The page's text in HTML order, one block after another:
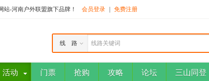
站-河南户外联盟旗下品牌！ 会员登录 免费注册
线路关键词
线 路
活动 门票 抢购 攻略 论坛 三山同登